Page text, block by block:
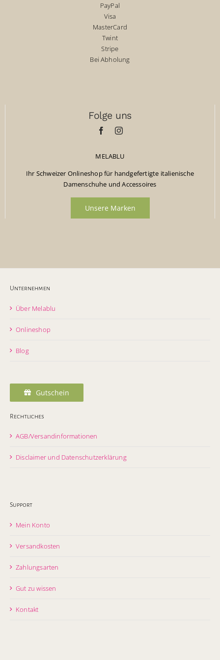
PayPal
Visa
MasterCard
Twint
Stripe
Bei Abholung
Folge uns
MELABLU
Ihr Schweizer Onlineshop für handgefertigte italienische
Damenschuhe und Accessoires
Unsere Marken
Unternehmen
Über Melablu
Onlineshop
Blog
Gutschein
Rechtliches
AGB/Versandinformationen
Disclaimer und Datenschutzerklärung
Support
Mein Konto
Versandkosten
Zahlungsarten
Gut zu wissen
Kontakt